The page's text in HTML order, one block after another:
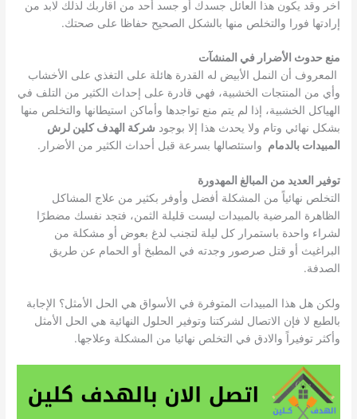
اخر وقد يكون هذا العائل جسدك أو جسد أحد من اقاربك لذلك لابد من
إرادتها فورا والتخلص منها بالشكل الصحيح حفاظا على صحتك.
منع حدوث الأضرار في المنشآت
المعروف أن النمل الأبيض له القدرة هائلة على التغذي على الأخشاب
وأي من المنتجات الخشبية، فهي قادرة على إحداث الكثير من التلف في
الهياكل الخشبية، إذا لم يتم منع تواجدها وأماكن استيطانها والتخلص منها
بشكل نهائي وتام ولا يحدث هذا إلا بوجود شركة الهدف كلين لرش
المبيدات بالدمام واستئصالها بسرعة قبل أحداث الكثير من الأضرار.
توفير العديد من المبالغ المهدورة
التخلص نهائياً من المشكلة أفضل وأوفر بكثير من علاج المشاكل
الظاهرة المرضية بالمبيدات ليست قليلة الثمن، فتجد نفسك مضطرًا
لشراء واحدة باستمرار كل ليلة لتجنب لدغ بعوض أو مشكلة من
البراغيث أو قتل صرصور وجدته في المطبخ أو الحمام عن طريق
الصدفة.
ولكن هل هذا المبيدات المتوفرة في الأسواق هي الحل الأمثل؟ الإجابة
بالطبع لا فإن الاتصال لشركتنا وتوفير الحلول النهائية هي الحل الأمثل
وأكثر توفيراً والادق في التخلص نهائيا من المشكلة وعلاجها.